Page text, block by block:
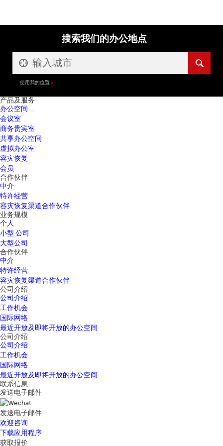
搜索我们的办公地点
使用我的位置
产品及服务
办公空间
会议室
商务贵宾室
共享办公空间
虚拟办公室
容灾恢复
会员
合作伙伴
中介
特许经营
容灾恢复渠道合作伙伴
业务规模
个人
小型 公司
大型公司
合作伙伴
中介
特许经营
容灾恢复渠道合作伙伴
公司介绍
公司介绍
工作机会
国际网络
最近开放及即将开放的办公空间
公司介绍
公司介绍
工作机会
国际网络
最近开放及即将开放的办公空间
联系信息
发送电子邮件
发送电子邮件
欢迎咨询
下载应用程序
获取报价